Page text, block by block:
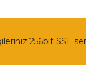
256bit SSL